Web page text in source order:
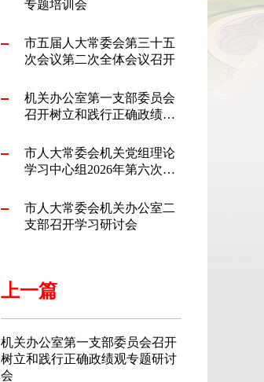
专题培训会
市五届人大常委会第三十五
次会议第二次全体会议召开
机关办公室第一支部委员会
召开树立和践行正确政绩观
市人大常委会机关党组理论
学习中心组2026年第六次集
政绩观学习教育专题研讨会
召开
市人大常委会机关办公室二
支部召开学习研讨会
上一篇
机关办公室第一支部委员会召开
树立和践行正确政绩观专题研讨
会